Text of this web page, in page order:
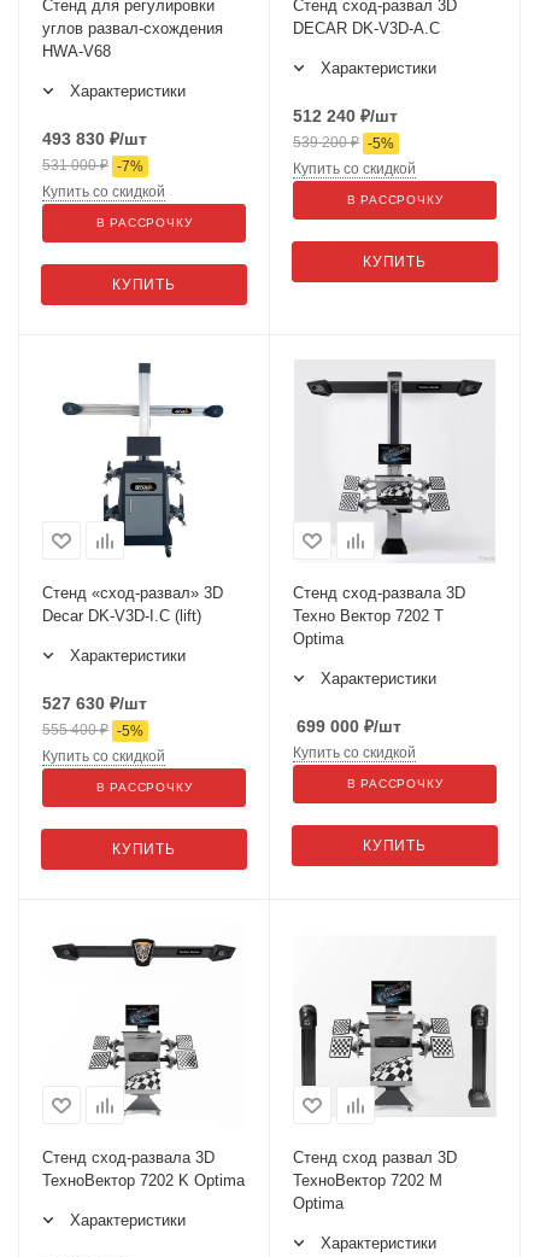
Стенд для регулировки
углов развал-схождения
HWA-V68
Характеристики
493 830 ₽/шт
531 000₽ -7%
КУПИТЬ
Купить со скидкой
В РАССРОЧКУ
Стенд сход-развал 3D
DECAR DK-V3D-A.C
Характеристики
512 240 ₽/шт
539 200₽ -5%
КУПИТЬ
Купить со скидкой
В РАССРОЧКУ
Стенд «сход-развал» 3D
Decar DK-V3D-I.C (lift)
Характеристики
527 630 ₽/шт
555 400₽ -5%
КУПИТЬ
Купить со скидкой
В РАССРОЧКУ
Стенд сход-развала 3D
Техно Вектор 7202 T
Optima
Характеристики
699 000 ₽/шт
КУПИТЬ
Купить со скидкой
В РАССРОЧКУ
Стенд сход-развала 3D
ТехноВектор 7202 K Optima
Характеристики
Стенд сход развал 3D
ТехноВектор 7202 М
Optima
Характеристики